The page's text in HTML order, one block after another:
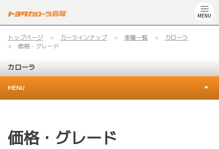
MENU
トップページ カーラインナップ 車種一覧
カローラ
価格・グレード
カローラ
MENU
価格・グレード